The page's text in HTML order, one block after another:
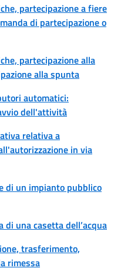
partecipazione a fiere
di partecipazione o
partecipazione alla
alla spunta
automatici:
dell'attività
relativa a
in via
di un impianto pubblico
di una casetta dell’acqua
trasferimento,
rimessa